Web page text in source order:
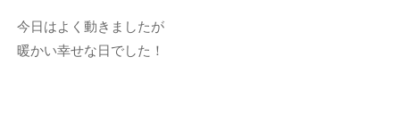
今日はよく動きましたが
暖かい幸せな日でした！